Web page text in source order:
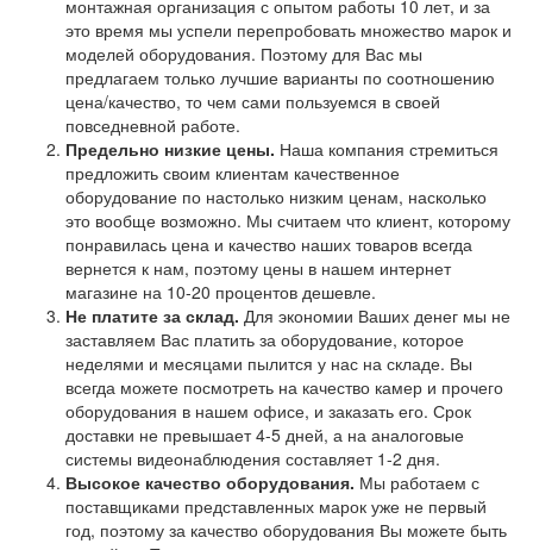
монтажная организация с опытом работы 10 лет, и за
это время мы успели перепробовать множество марок и
моделей оборудования. Поэтому для Вас мы
предлагаем только лучшие варианты по соотношению
цена/качество, то чем сами пользуемся в своей
повседневной работе.
Предельно низкие цены. Наша компания стремиться
предложить своим клиентам качественное
оборудование по настолько низким ценам, насколько
это вообще возможно. Мы считаем что клиент, которому
понравилась цена и качество наших товаров всегда
вернется к нам, поэтому цены в нашем интернет
магазине на 10-20 процентов дешевле.
Не платите за склад. Для экономии Ваших денег мы не
заставляем Вас платить за оборудование, которое
неделями и месяцами пылится у нас на складе. Вы
всегда можете посмотреть на качество камер и прочего
оборудования в нашем офисе, и заказать его. Срок
доставки не превышает 4-5 дней, а на аналоговые
системы видеонаблюдения составляет 1-2 дня.
Высокое качество оборудования. Мы работаем с
поставщиками представленных марок уже не первый
год, поэтому за качество оборудования Вы можете быть